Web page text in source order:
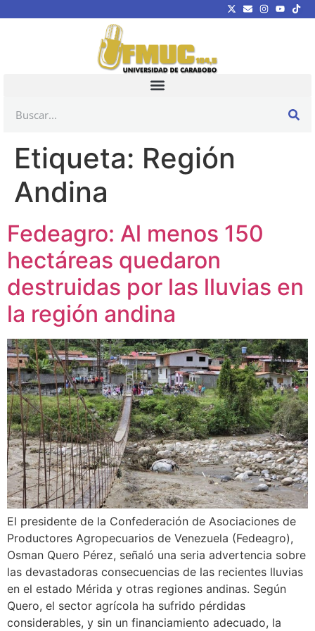
Etiqueta: Región
Andina
Fedeagro: Al menos 150
hectáreas quedaron
destruidas por las lluvias en
la región andina
El presidente de la Confederación de Asociaciones de
Productores Agropecuarios de Venezuela (Fedeagro),
Osman Quero Pérez, señaló una seria advertencia sobre
las devastadoras consecuencias de las recientes lluvias
en el estado Mérida y otras regiones andinas. Según
Quero, el sector agrícola ha sufrido pérdidas
considerables, y sin un financiamiento adecuado, la